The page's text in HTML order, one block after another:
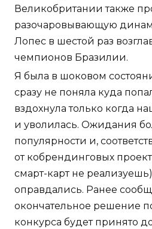
Великобритании также
разочаровывающую
Лопес в шестой раз
чемпионов Бразилии.
Я была в шоковом
сразу не поняла куда
вздохнула только когда
и уволилась. Ожидания
популярности и,
от кобрендинговых
смарт-карт не
оправдались. Ранее
окончательное решение
конкурса будет принято